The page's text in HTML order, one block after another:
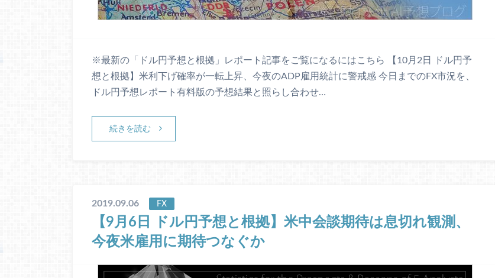
※最新の「ドル円予想と根拠」レポート記事をご覧になるにはこちら 【10月2日 ドル円予
想と根拠】米利下げ確率が一転上昇、今夜のADP雇用統計に警戒感 今日までのFX市況を、
ドル円予想レポート有料版の予想結果と照らし合わせ…
続きを読む
2019.09.06 FX
【9月6日 ドル円予想と根拠】米中会談期待は息切れ観測、
今夜米雇用に期待つなぐか